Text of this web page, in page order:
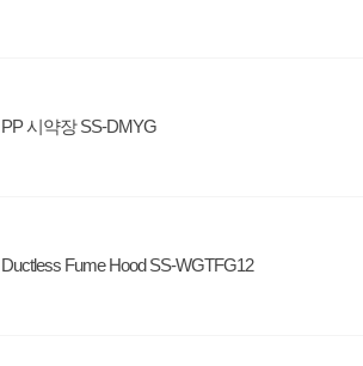
PP 시약장 SS-DMYG
Ductless Fume Hood SS-WGTFG12